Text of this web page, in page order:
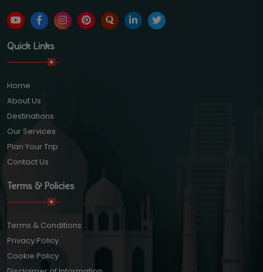
Quick Links
Home
About Us
Destinations
Our Services
Plan Your Trip
Contact Us
Terms & Policies
Terms & Conditions
Privacy Policy
Cookie Policy